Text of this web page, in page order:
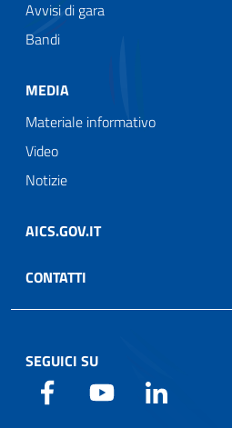
Avvisi di gara
Bandi
MEDIA
Materiale informativo
Video
Notizie
AICS.GOV.IT
CONTATTI
SEGUICI SU